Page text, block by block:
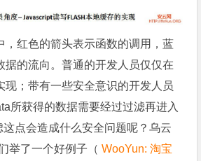
，红色的箭头表示函数的调用，蓝
据的流向。普通的开发人员仅仅在
现；带有一些安全意识的开发人员
所获得的数据需要经过过滤再进入
这点会造成什么安全问题呢？乌云
举了一个好例子（WooYun: 淘宝